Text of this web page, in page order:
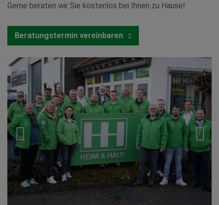
Gerne beraten wir Sie kostenlos bei Ihnen zu Hause!
Beratungstermin vereinbaren